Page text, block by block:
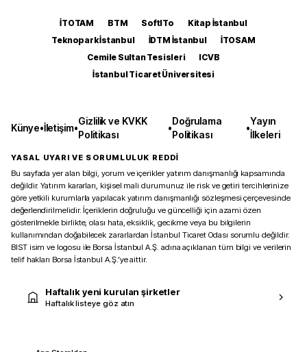
İTOTAM BTM SoftITo
Kitap İstanbul
Teknopark İstanbul
İDTM İstanbul
İTOSAM
Cemile Sultan Tesisleri
ICVB
İstanbul Ticaret Üniversitesi
Künye•İletişim•
Gizlilik ve KVKK
Politikası
•
Doğrulama
Politikası
•
Yayın
İlkeleri
YASAL UYARI VE SORUMLULUK REDDİ
Bu sayfada yer alan bilgi, yorum ve içerikler yatırım danışmanlığı kapsamında
değildir. Yatırım kararları, kişisel mali durumunuz ile risk ve getiri tercihlerinize
göre yetkili kurumlarla yapılacak yatırım danışmanlığı sözleşmesi çerçevesinde
değerlendirilmelidir. İçeriklerin doğruluğu ve güncelliği için azami özen
gösterilmekle birlikte, olası hata, eksiklik, gecikme veya bu bilgilerin
kullanımından doğabilecek zararlardan İstanbul Ticaret Odası sorumlu değildir.
BIST isim ve logosu ile Borsa İstanbul A.Ş. adına açıklanan tüm bilgi ve verilerin
telif hakları Borsa İstanbul A.Ş.’ye aittir.
Haftalık yeni kurulan şirketler
Haftalık listeye göz atın